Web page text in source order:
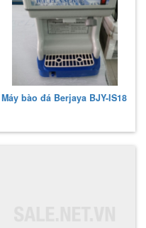
Máy bào đá Berjaya BJY-IS18